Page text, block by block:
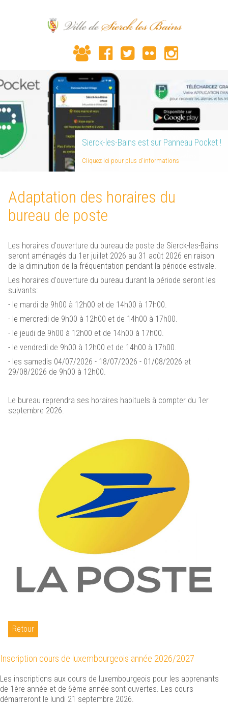
Sierck-les-Bains est sur Panneau Pocket !
Cliquez ici pour plus d'informations
Renaissance du
Château des Ducs de Lorraine
Cliquez ici
Adaptation des horaires du
bureau de poste
Les horaires d'ouverture du bureau de poste de Sierck-les-Bains
seront aménagés du 1er juillet 2026 au 31 août 2026 en raison
de la diminution de la fréquentation pendant la période estivale.
Les horaires d'ouverture du bureau durant la période seront les
suivants:
- le mardi de 9h00 à 12h00 et de 14h00 à 17h00.
- le mercredi de 9h00 à 12h00 et de 14h00 à 17h00.
- le jeudi de 9h00 à 12h00 et de 14h00 à 17h00.
- le vendredi de 9h00 à 12h00 et de 14h00 à 17h00.
- les samedis 04/07/2026 - 18/07/2026 - 01/08/2026 et
29/08/2026 de 9h00 à 12h00.
Le bureau reprendra ses horaires habituels à compter du 1er
septembre 2026.
Retour
Inscription cours de luxembourgeois année 2026/2027
Les inscriptions aux cours de luxembourgeois pour les apprenants
de 1ère année et de 6ème année sont ouvertes. Les cours
démarreront le lundi 21 septembre 2026.